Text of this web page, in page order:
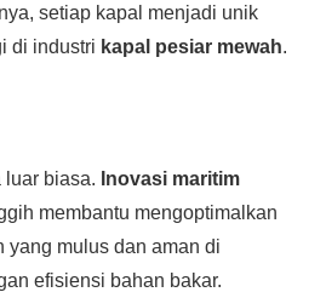
setiap kapal menjadi unik
di industri kapal pesiar mewah.
luar biasa. Inovasi maritim
membantu mengoptimalkan
yang mulus dan aman di
efisiensi bahan bakar.